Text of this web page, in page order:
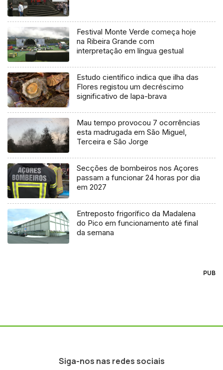
Festival Monte Verde começa hoje
na Ribeira Grande com
interpretação em língua gestual
Estudo científico indica que ilha das
Flores registou um decréscimo
significativo de lapa-brava
Mau tempo provocou 7 ocorrências
esta madrugada em São Miguel,
Terceira e São Jorge
Secções de bombeiros nos Açores
passam a funcionar 24 horas por dia
em 2027
Entreposto frigorífico da Madalena
do Pico em funcionamento até final
da semana
PUB
Siga-nos nas redes sociais